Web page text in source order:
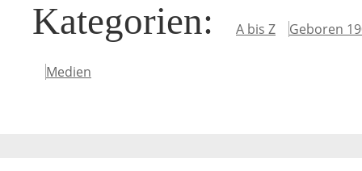
Kategorien: A bis Z Geboren
Medien